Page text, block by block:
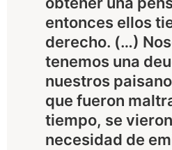
entonces ellos
derecho. (…)
tenemos una
nuestros
que fueron
tiempo, se
necesidad de